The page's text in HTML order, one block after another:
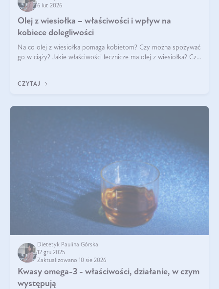
6 lut 2026
Olej z wiesiołka – właściwości i wpływ na
kobiece dolegliwości
Na co olej z wiesiołka pomaga kobietom? Czy można spożywać
go w ciąży? Jakie właściwości lecznicze ma olej z wiesiołka? Czy
CZYTAJ
Dietetyk Paulina Górska
12 gru 2025
Zaktualizowano 10 sie 2026
Kwasy omega-3 - właściwości, działanie, w czym
występują